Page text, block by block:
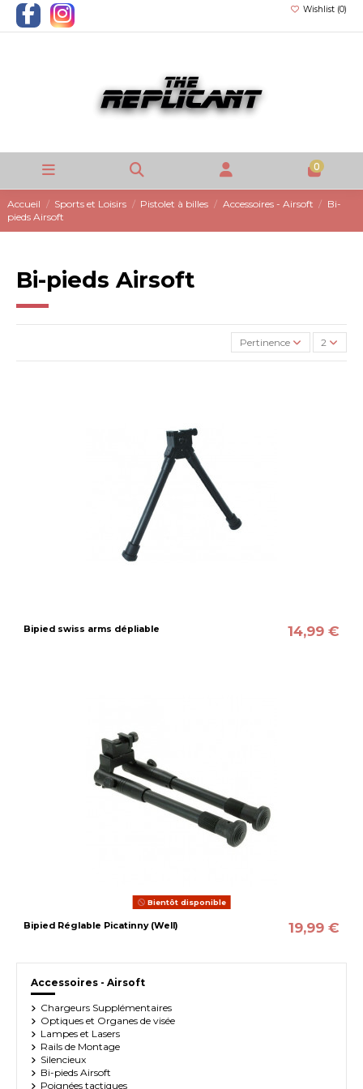
Wishlist (0)
0
Accueil Sports et Loisirs Pistolet à billes Accessoires - Airsoft
Bi-
pieds Airsoft
Bi-pieds Airsoft
Pertinence 2
Bipied swiss arms dépliable 14,99 €
Bientôt disponible
Bipied Réglable Picatinny (Well) 19,99 €
Accessoires - Airsoft
Chargeurs Supplémentaires
Optiques et Organes de visée
Lampes et Lasers
Rails de Montage
Silencieux
Bi-pieds Airsoft
Poignées tactiques